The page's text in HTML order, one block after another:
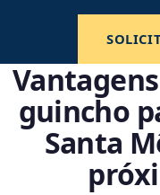
guincho
Santa